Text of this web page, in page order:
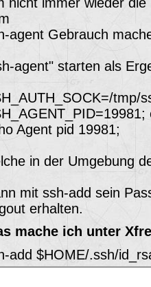
agent Gebrauch
agent" starten als
tmp/
Agent pid 19981;
in der Umgebung
mit ssh-add sein
erhalten.
mache ich unter
add $HOME/.ssh/